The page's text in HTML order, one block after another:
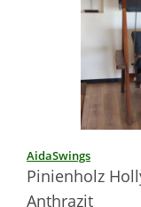
AidaSwings
Pinienholz
Anthrazit